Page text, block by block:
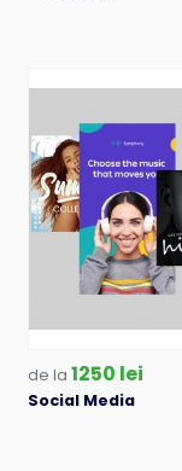
de la 1250 lei
Social Media